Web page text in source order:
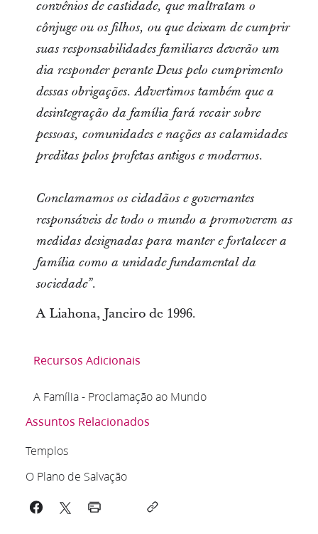
convênios de castidade, que maltratam o
cônjuge ou os filhos, ou que deixam de cumprir
suas responsabilidades familiares deverão um
dia responder perante Deus pelo cumprimento
dessas obrigações. Advertimos também que a
desintegração da família fará recair sobre
pessoas, comunidades e nações as calamidades
preditas pelos profetas antigos e modernos.
Conclamamos os cidadãos e governantes
responsáveis de todo o mundo a promoverem as
medidas designadas para manter e fortalecer a
família como a unidade fundamental da
sociedade”.
A Liahona, Janeiro de 1996.
Recursos Adicionais
A Família - Proclamação ao Mundo
Assuntos Relacionados
Templos
O Plano de Salvação